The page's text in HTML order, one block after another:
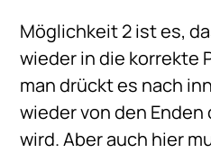
Möglichkeit 2 ist es,
wieder in die korrekte
man drückt es nach
wieder von den
wird. Aber auch hier